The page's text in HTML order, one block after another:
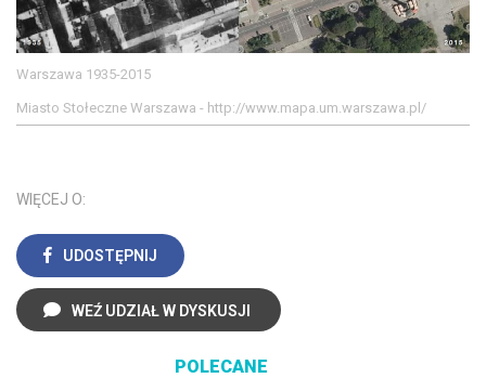
Warszawa 1935-2015
Miasto Stołeczne Warszawa - http://www.mapa.um.warszawa.pl/
WIĘCEJ O:
UDOSTĘPNIJ
WEŹ UDZIAŁ W DYSKUSJI
POLECANE